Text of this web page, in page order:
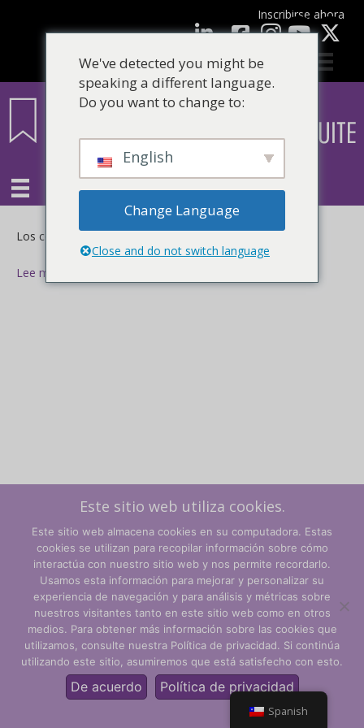
Inscribirse ahora
LinkedInFacebook Youtube
Los comentarios están deshabilitadosen
Lee mas
Términos y condiciones
Política de privacidad
© CLARITY Learning Suite Global Inc. Todos los derechos
reservados.
Spanish
We've detected you might be
speaking a different language.
Do you want to change to:
English
Change Language
Close and do not switch language
Este sitio web utiliza cookies.
Este sitio web almacena cookies en su computadora. Estas
cookies se utilizan para recopilar información sobre cómo
interactúa con nuestro sitio web y nos permite recordarlo.
Usamos esta información para mejorar y personalizar su
experiencia de navegación y para análisis y métricas sobre
nuestros visitantes tanto en este sitio web como en otros
medios. Para obtener más información sobre las cookies que
utilizamos, consulte nuestra Política de privacidad. Si continúa
utilizando este sitio, asumiremos que está satisfecho con esto.
De acuerdo Política de privacidad